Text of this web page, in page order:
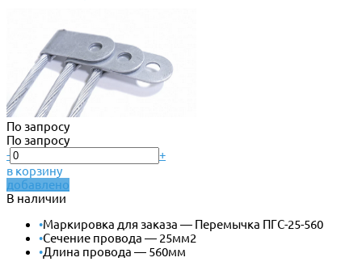
По запросу
По запросу
-
+
в корзину
добавлено
В наличии
•Маркировка для заказа — Перемычка ПГС-25-560
•Сечение провода — 25мм2
•Длина провода — 560мм